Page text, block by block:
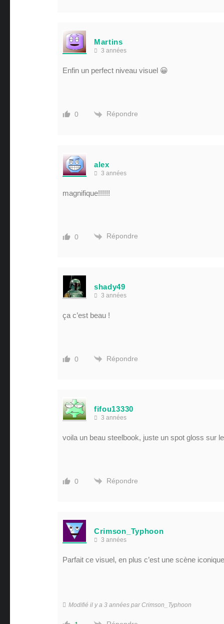
Martins
3 années
Enfin un perfect niveau visuel 😀
0 Répondre
alex
3 années
magnifique!!!!!!
0 Répondre
shady49
3 années
ça c’est beau !
0 Répondre
fifou13330
3 années
voila un beau steelbook, juste un spot gloss sur
0 Répondre
Crimson_Typhoon
3 années
Parfait ce visuel, en plus c’est une scène
Modifié il y a 3 années par Crimson_Typhoon